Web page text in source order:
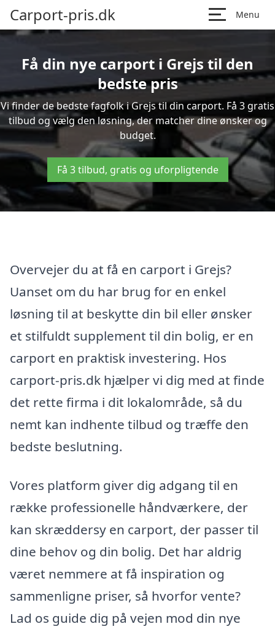
Carport-pris.dk Menu
Få din nye carport i Grejs til den
bedste pris
Vi finder de bedste fagfolk i Grejs til din carport. Få 3 gratis
tilbud og vælg den løsning, der matcher dine ønsker og
budget.
Få 3 tilbud, gratis og uforpligtende
Overvejer du at få en carport i Grejs?
Uanset om du har brug for en enkel
løsning til at beskytte din bil eller ønsker
et stilfuldt supplement til din bolig, er en
carport en praktisk investering. Hos
carport-pris.dk hjælper vi dig med at finde
det rette firma i dit lokalområde, så du
nemt kan indhente tilbud og træffe den
bedste beslutning.
Vores platform giver dig adgang til en
række professionelle håndværkere, der
kan skræddersy en carport, der passer til
dine behov og din bolig. Det har aldrig
været nemmere at få inspiration og
sammenligne priser, så hvorfor vente?
Lad os guide dig på vejen mod din nye